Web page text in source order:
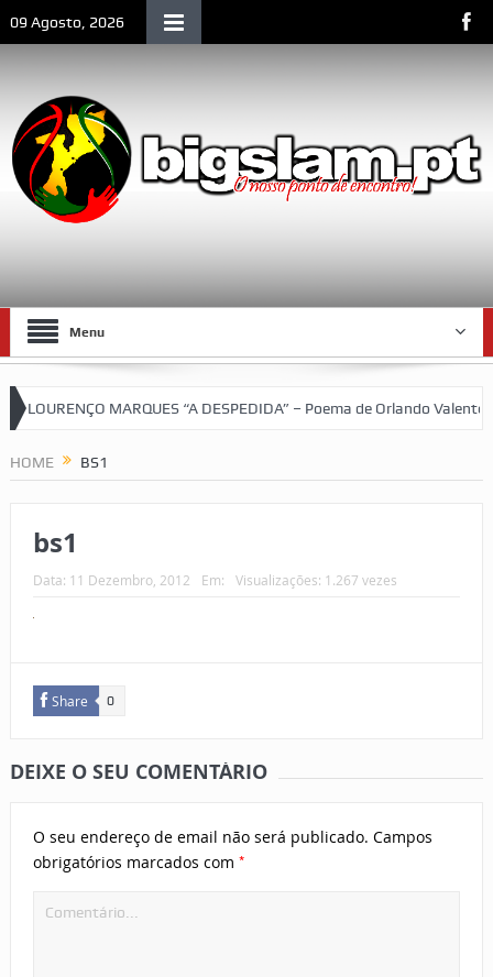
09 Agosto, 2026
Menu
LOURENÇO MARQUES “A DESPEDIDA” – Poema de Orlando Valente
HOME BS1
bs1
Data: 11 Dezembro, 2012 Em: Visualizações: 1.267 vezes
Share 0
DEIXE O SEU COMENTÁRIO
O seu endereço de email não será publicado. Campos
obrigatórios marcados com *